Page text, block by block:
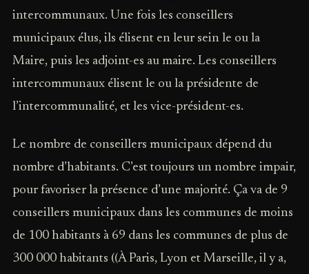
intercommunaux. Une fois les conseillers
municipaux élus, ils élisent en leur sein le ou la
Maire, puis les adjoint-es au maire. Les conseillers
intercommunaux élisent le ou la présidente de
l’intercommunalité, et les vice-président-es.
Le nombre de conseillers municipaux dépend du
nombre d’habitants. C’est toujours un nombre impair,
pour favoriser la présence d’une majorité. Ça va de 9
conseillers municipaux dans les communes de moins
de 100 habitants à 69 dans les communes de plus de
300 000 habitants ((À Paris, Lyon et Marseille, il y a,